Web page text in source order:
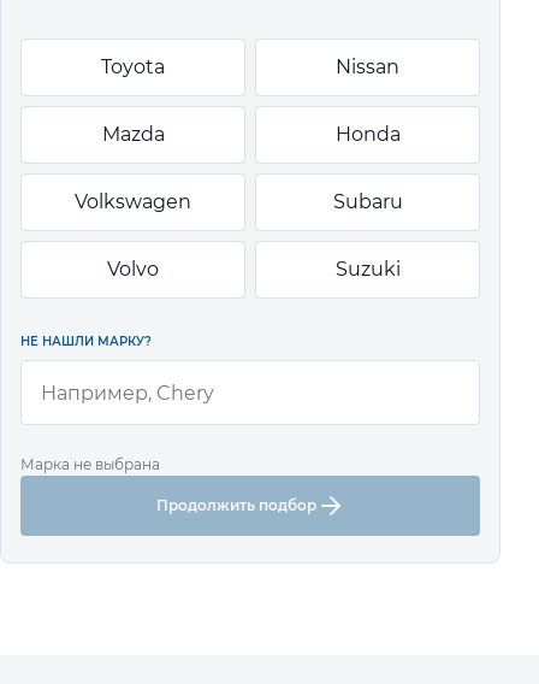
Toyota Nissan
Mazda Honda
Volkswagen Subaru
Volvo Suzuki
НЕ НАШЛИ МАРКУ?
Марка не выбрана
Продолжить подбор